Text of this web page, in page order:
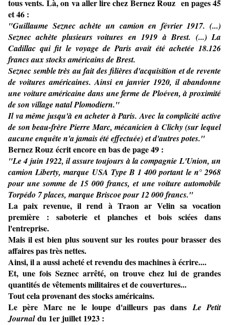
tous vents.Là, on va aller lire chezBernez Rouz en pages 45
et 46 :
"Guillaume Seznec achète un camion en février 1917. (...)
Seznec achète plusieurs voitures en 1919 à Brest. (...) La
Cadillac qui fit le voyage de Paris avait été achetée 18.126
francs aux stocks américains de Brest.
Seznec semble très au fait des filières d'acquisition et de revente
de voitures américaines. Ainsi en janvier 1920, il abandonne
une voiture américaine dans une ferme de Ploéven, à proximité
de son village natal Plomodiern."
Il va même jusqu'à en acheter à Paris. Avec la complicité active
de son beau-frère Pierre Marc, mécanicien à Clichy (sur lequel
aucune enquête n'a jamais été effectuée) et d'autres potes."
Bernez Rouz écrit encore en bas de page 49 :
"Le 4 juin 1922, il assure toujours à la compagnie L'Union, un
camion Liberty, marque USA Type B 1 400 portant le n° 2968
pour une somme de 15 000 francs, et une voiture automobile
Torpédo 7 places, marque Briscoe pour 12 000 francs."
La paix revenue, il rend à Traon ar Velin sa vocation
première : saboterie et planches et bois sciées dans
l'entreprise.
Mais il est bien plus souvent sur les routes pour brasser des
affaires pas très nettes.
Ainsi, il a aussi acheté et revendu des machines à écrire....
Et, une fois Seznec arrêté, on trouve chez lui de grandes
quantités de vêtements militaires et de couvertures...
Tout cela provenant des stocks américains.
Le père Marc ne le loupe d'ailleurs pas dans Le Petit
Journal du 1er juillet 1923 :